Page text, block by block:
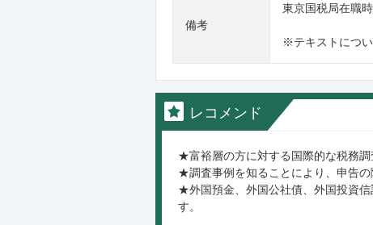
備考
東京国税局在職
※テキストにつ
レコメンド
★富裕層の方に対する国際的な税務調
★調査事例を知ることにより、申告の
★外国預金、外国公社債、外国投資
す。